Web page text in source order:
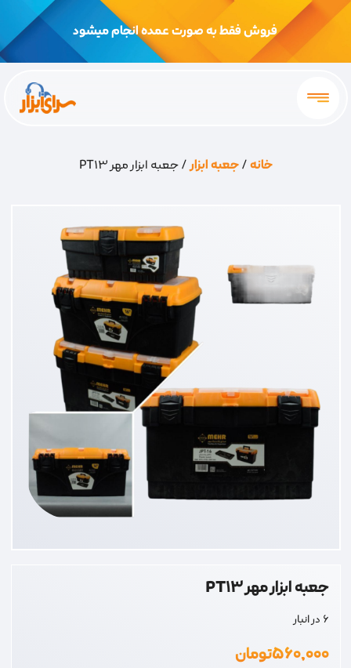
فروش فقط به صورت عمده انجام میشود
خانه/جعبه ابزار/ جعبه ابزار مهر PT13
جعبه ابزار مهر PT13
6 در انبار
۵۶۰,۰۰۰تومان